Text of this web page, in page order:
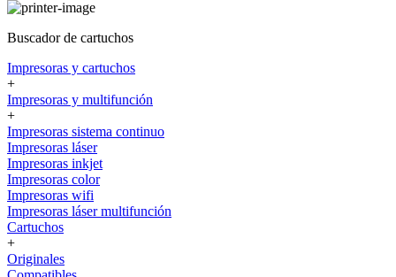
Buscador de cartuchos
Impresoras y cartuchos
+
Impresoras y multifunción
+
Impresoras sistema continuo
Impresoras láser
Impresoras inkjet
Impresoras color
Impresoras wifi
Impresoras láser multifunción
Cartuchos
+
Originales